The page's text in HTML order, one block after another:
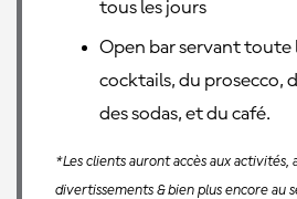
tous les jours
Open bar servant toute
cocktails, du prosecco,
des sodas, et du café.
*Les clients auront accès aux activités,
divertissements & bien plus encore au